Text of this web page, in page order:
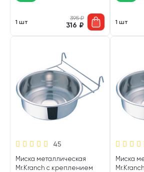
1 шт
395₽
316 ₽ 1 шт
45
Миска металлическая
Mr.Kranch с креплением
Миска